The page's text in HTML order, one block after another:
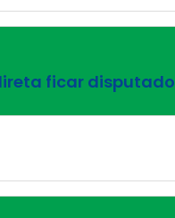
ficar disputado